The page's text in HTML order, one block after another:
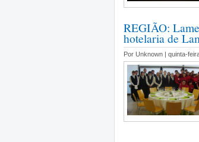
REGIÃO:
hotelaria de
Por Unknown | quinta-